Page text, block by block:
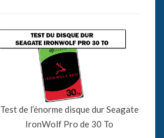
Test de l’énorme disque dur Seagate
IronWolf Pro de 30 To